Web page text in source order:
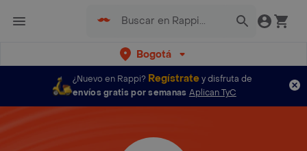
Bogotá
¿Nuevo en Rappi? Regístratey disfruta de
envíos gratis por semanas Aplican TyC